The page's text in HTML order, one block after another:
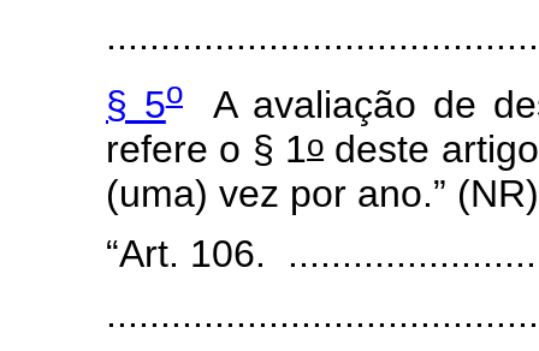
§ 5oA avaliação de
refere o § 1odeste
(uma) vez por ano.” (NR)
“Art. 106.